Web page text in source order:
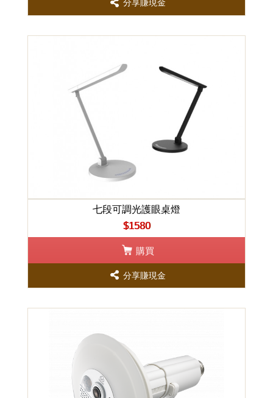
分享賺現金
七段可調光護眼桌燈
$1580
購買
分享賺現金